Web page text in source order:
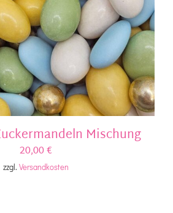
Mischung
20,00€
zzgl. Versandkosten